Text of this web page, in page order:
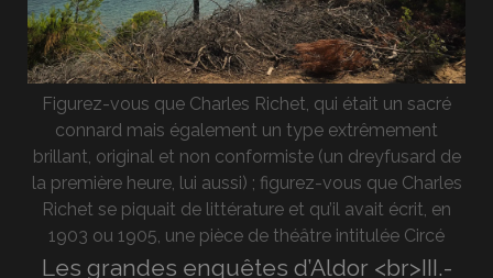
Figurez-vous que Charles Richet, qui était un sacré
connard mais également un type extrêmement
brillant, original et non conformiste (un dreyfusard de
la première heure, lui aussi) ; figurez-vous que Charles
Richet se piquait de littérature et qu’il avait écrit, en
1903 ou 1905, une pièce de théâtre intitulée Circé
Les grandes enquêtes d’Aldor <br>III.-